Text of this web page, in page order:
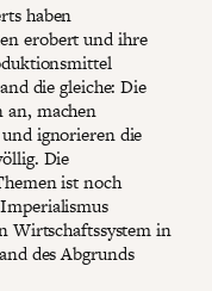
haben
erobert und ihre
die gleiche: Die
an, machen
ignorieren die
Die
ist noch
Wirtschaftssystem in
des Abgrunds